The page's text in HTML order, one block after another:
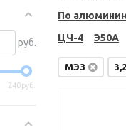
По
ЦЧ-4
Э50А
МЭЗ 3,2
руб.
240руб.